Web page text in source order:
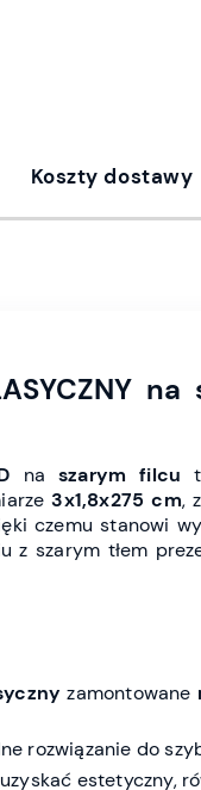
Koszty dostawy
naszarym filcu
3x1,8x275 cm,
czemu stanowi
z szarym tłem
zamontowane
rozwiązanie do
estetyczny,